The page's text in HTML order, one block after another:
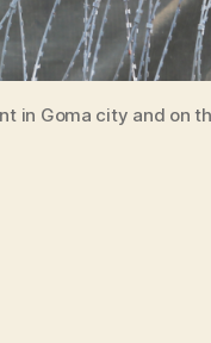
in Goma city and on